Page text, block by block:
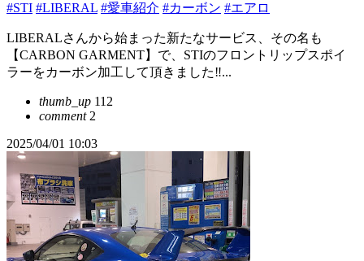
#STI #LIBERAL #愛車紹介 #カーボン #エアロ
LIBERALさんから始まった新たなサービス、その名も
【CARBON GARMENT】で、STIのフロントリップスポイ
ラーをカーボン加工して頂きました‼️...
thumb_up 112
comment2
2025/04/01 10:03